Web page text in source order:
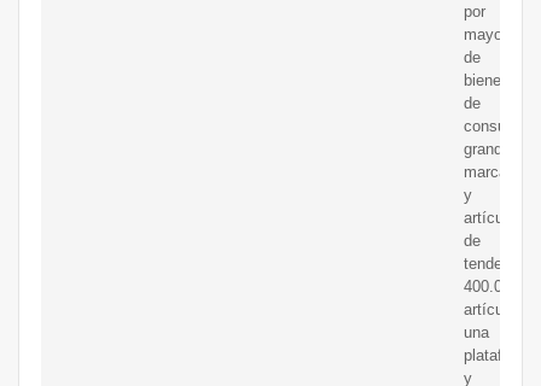
por
mayor
de
bienes
de
consumo,
grandes
marcas
y
artículos
de
tendencia.
400.000
artículos,
una
plataforma
y